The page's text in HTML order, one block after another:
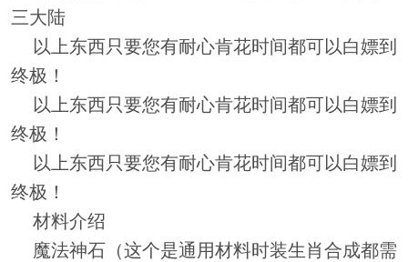
三大陆
以上东西只要您有耐心肯花时间都可以白嫖到
终极！
以上东西只要您有耐心肯花时间都可以白嫖到
终极！
以上东西只要您有耐心肯花时间都可以白嫖到
终极！
材料介绍
魔法神石（这个是通用材料时装生肖合成都需